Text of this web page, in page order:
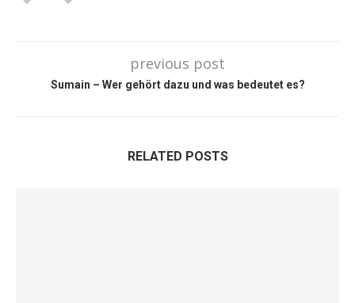
previous post
Sumain – Wer gehört dazu und was bedeutet es?
RELATED POSTS